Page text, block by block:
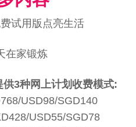
试用版点亮生活
在家锻炼
3种网上计划收费模式:
USD98/SGD140
USD55/SGD78